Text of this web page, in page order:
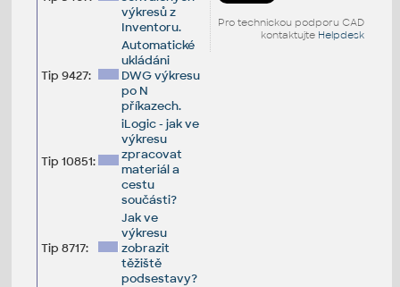
Pro technickou podporu CAD
kontaktujte Helpdesk
výkresů z
Inventoru.
Tip 9427:
Automatické
ukládáni
DWG výkresu
po N
příkazech.
Tip 10851:
iLogic - jak ve
výkresu
zpracovat
materiál a
cestu
součásti?
Tip 8717:
Jak ve
výkresu
zobrazit
těžiště
podsestavy?